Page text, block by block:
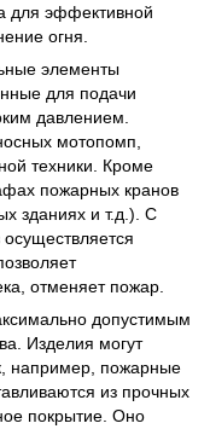
для эффективной
огня.
элементы
для подачи
давлением.
мотопомп,
техники. Кроме
пожарных кранов
зданиях и т.д.). С
отменяет пожар.
допустимым
Изделия могут
например, пожарные
из прочных
покрытие. Оно